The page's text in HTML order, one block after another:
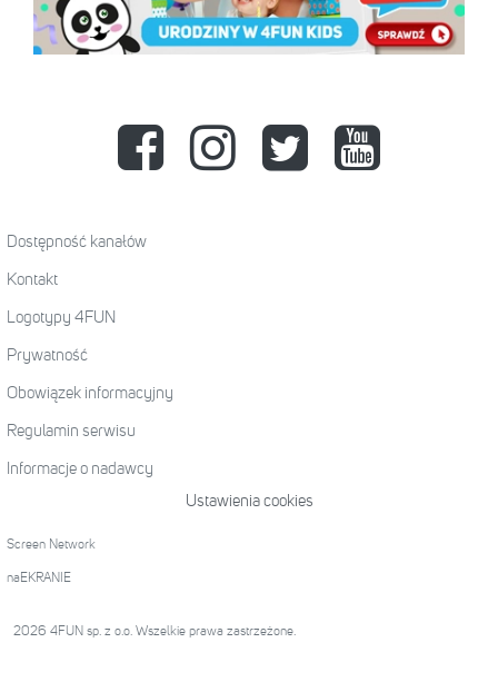
Dostępność kanałów
Kontakt
Logotypy 4FUN
Prywatność
Obowiązek informacyjny
Regulamin serwisu
Informacje o nadawcy
Ustawienia cookies
Screen Network
naEKRANIE
2026 4FUN sp. z o.o. Wszelkie prawa zastrzeżone.